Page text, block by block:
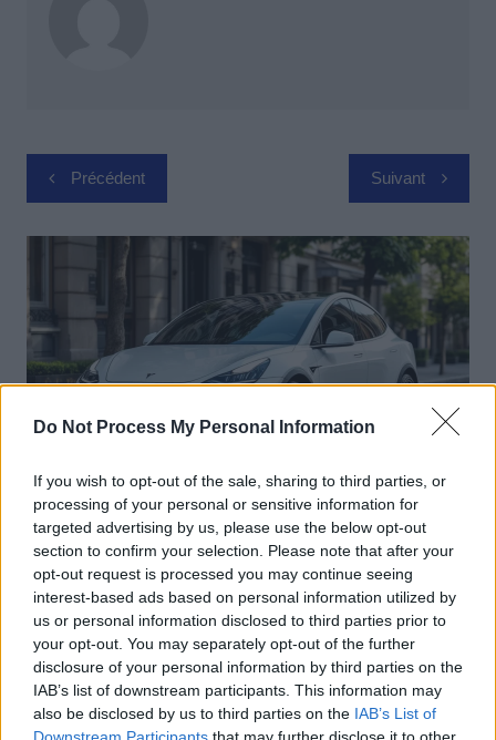
Do Not Process My Personal Information
If you wish to opt-out of the sale, sharing to third parties, or
processing of your personal or sensitive information for
targeted advertising by us, please use the below opt-out
section to confirm your selection. Please note that after your
opt-out request is processed you may continue seeing
interest-based ads based on personal information utilized by
us or personal information disclosed to third parties prior to
your opt-out. You may separately opt-out of the further
disclosure of your personal information by third parties on the
IAB’s list of downstream participants. This information may
also be disclosed by us to third parties on the IAB’s List of
Downstream Participants that may further disclose it to other
Navigation
de
l’article
Précédent Suivant
Actus Info
Elon Musk nuirait gravement à Tesla
selon une étude européenne
Auto Pour Vous 5 août 2026 0